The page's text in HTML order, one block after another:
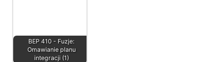
BEP 410 - Fuzje:
Omawianie planu
integracji (1)